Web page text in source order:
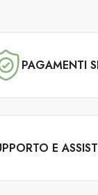
PAGAMENTI
E